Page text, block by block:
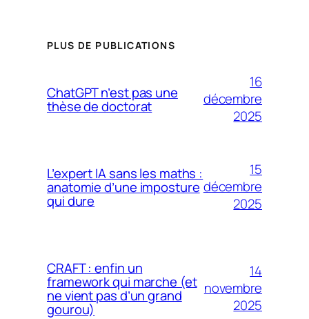
PLUS DE PUBLICATIONS
ChatGPT n’est pas une
thèse de doctorat
16
décembre
2025
L’expert IA sans les maths :
anatomie d’une imposture
qui dure
15
décembre
2025
CRAFT : enfin un
framework qui marche (et
ne vient pas d’un grand
gourou)
14
novembre
2025